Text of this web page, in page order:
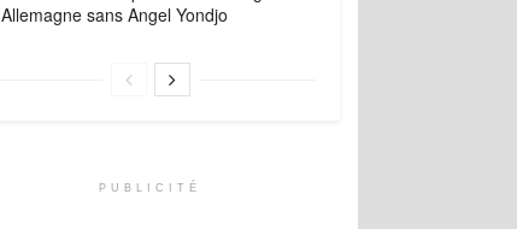
Allemagne sans Angel Yondjo
PUBLICITÉ